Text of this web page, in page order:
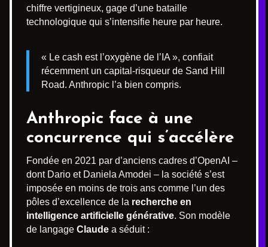
chiffre vertigineux, gage d’une bataille
technologique qui s’intensifie heure par heure.
« Le cash est l’oxygène de l’IA », confiait
récemment un capital-risqueur de Sand Hill
Road. Anthropic l’a bien compris.
Anthropic face à une
concurrence qui s’accélère
Fondée en 2021 par d’anciens cadres d’OpenAI –
dont Dario et Daniela Amodei – la société s’est
imposée en moins de trois ans comme l’un des
pôles d’excellence de la recherche en
intelligence artificielle générative. Son modèle
de langage Claude a séduit :